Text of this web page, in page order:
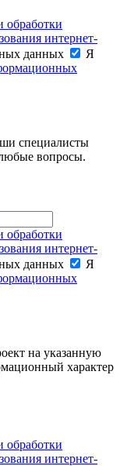
интернет-
данных
Я
специалисты
вопросы.
интернет-
данных
Я
на указанную
характер
интернет-